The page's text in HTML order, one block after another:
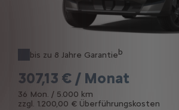
bis zu 8 Jahre Garantieb
307,13 € / Monat
36 Mon. / 5.000 km
zzgl. 1.200,00 € Überführungskosten